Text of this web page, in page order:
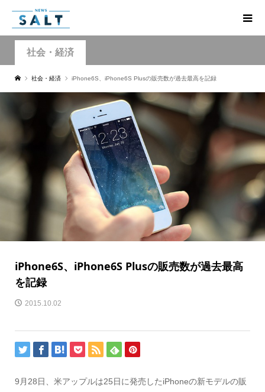
社会・経済
社会・経済 iPhone6S、iPhone6S Plusの販売数が過去最高を記録
iPhone6S、iPhone6S Plusの販売数が過去最高
を記録
2015.10.02
9月28日、米アップルは25日に発売したiPhoneの新モデルの販